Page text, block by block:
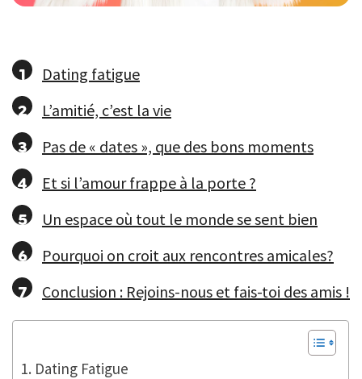
Dating fatigue
L’amitié, c’est la vie
Pas de « dates », que des bons moments
Et si l’amour frappe à la porte ?
Un espace où tout le monde se sent bien
Pourquoi on croit aux rencontres amicales?
Conclusion : Rejoins-nous et fais-toi des amis !
Dating Fatigue